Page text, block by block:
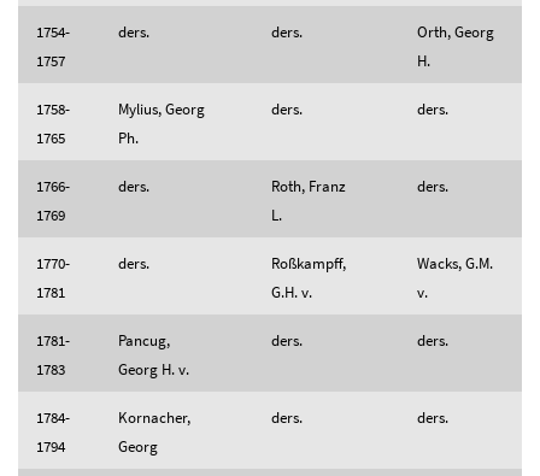
1754-
1757
ders. ders.
Orth, Georg
H.
1758-
1765
Mylius, Georg
Ph.
ders. ders.
1766-
1769
ders.
Roth, Franz
L.
ders.
1770-
1781
ders.
Roßkampff,
G.H. v.
Wacks, G.M.
v.
1781-
1783
Pancug,
Georg H. v.
ders. ders.
1784-
1794
Kornacher,
Georg
ders. ders.